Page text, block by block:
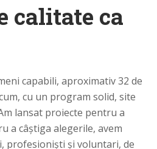
calitate ca
capabili, aproximativ 32 de
cu un program solid, site
lansat proiecte pentru a
a câștiga alegerile, avem
profesioniști și voluntari, de